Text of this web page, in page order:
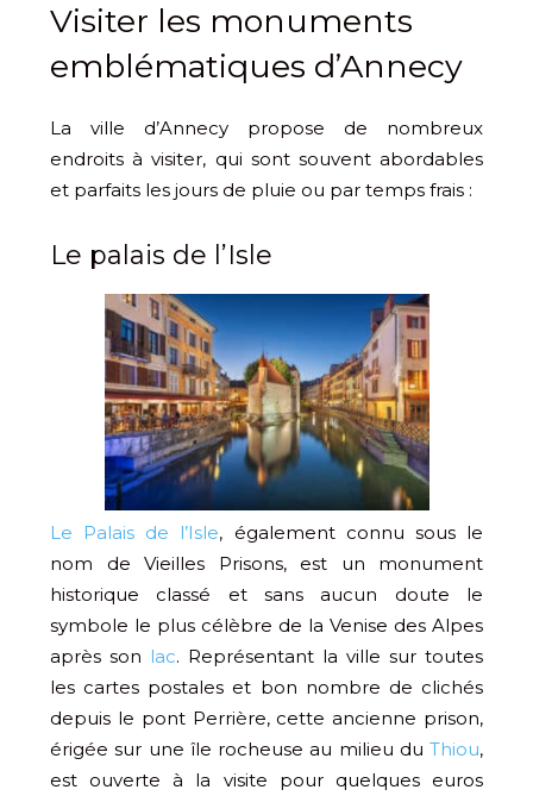
Visiter les monuments
emblématiques d’Annecy
La ville d’Annecy propose de nombreux
endroits à visiter, qui sont souvent abordables
et parfaits les jours de pluie ou par temps frais :
Le palais de l’Isle
Le Palais de l’Isle, également connu sous le
nom de Vieilles Prisons, est un monument
historique classé et sans aucun doute le
symbole le plus célèbre de la Venise des Alpes
après son lac. Représentant la ville sur toutes
les cartes postales et bon nombre de clichés
depuis le pont Perrière, cette ancienne prison,
érigée sur une île rocheuse au milieu du Thiou,
est ouverte à la visite pour quelques euros